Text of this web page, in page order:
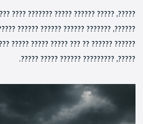
????? ??????? ???? ??????, ???? ??????
?????? ?????? ??????? ??????. ????
??? ????? ????? ????? ????, ????? ??????
?????, ????????? ?????? ????? ?????.